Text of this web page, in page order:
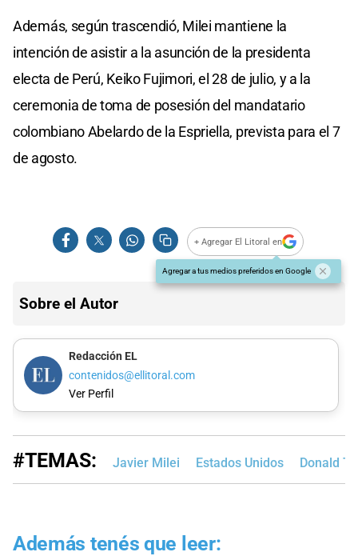
Además, según trascendió, Milei mantiene la
intención de asistir a la asunción de la presidenta
electa de Perú, Keiko Fujimori, el 28 de julio, y a la
ceremonia de toma de posesión del mandatario
colombiano Abelardo de la Espriella, prevista para el 7
de agosto.
+ Agregar El Litoral en
Agregar a tus medios preferidos en Google
Sobre el Autor
Redacción EL
contenidos@ellitoral.com
Ver Perfil
#TEMAS: Javier Milei Estados Unidos Donald
Además tenés que leer: